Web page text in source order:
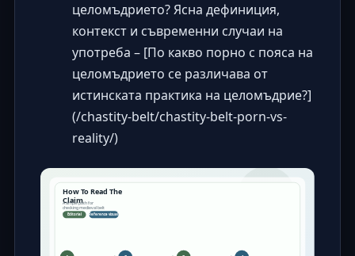
целомъдрието? Ясна дефиниция,
контекст и съвременни случаи на
употреба – [По какво порно с пояса на
целомъдрието се различава от
истинската практика на целомъдрие?]
(/chastity-belt/chastity-belt-porn-vs-
reality/)